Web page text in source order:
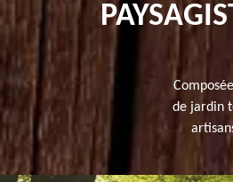
de jardin